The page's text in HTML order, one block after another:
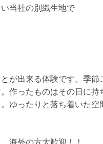
当社の別織生地で
が出来る体験です。季節
作ったものはその日に
ゆったりと落ち着いた
海外の方大歓迎！！